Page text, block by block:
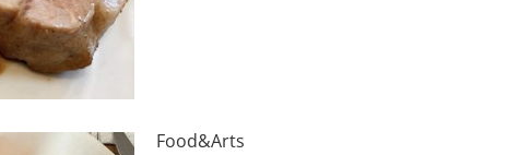
Food&Arts